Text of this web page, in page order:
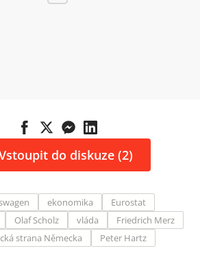
do diskuze (2)
ekonomika
Eurostat
Olaf Scholz vláda
Friedrich Merz
strana Německa
Peter Hartz